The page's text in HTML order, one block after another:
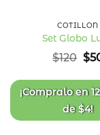
COTILLÓN
Set Globo
$120 El
$
¡Compralo en
de$4!